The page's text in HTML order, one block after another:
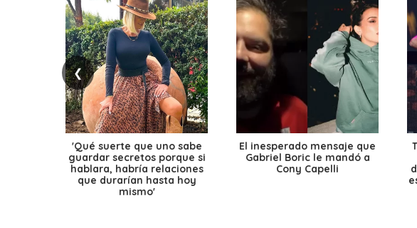
❮
'Qué suerte que uno sabe
guardar secretos porque si
hablara, habría relaciones
que durarían hasta hoy
mismo'
El inesperado mensaje que
Gabriel Boric le mandó a
Cony Capelli